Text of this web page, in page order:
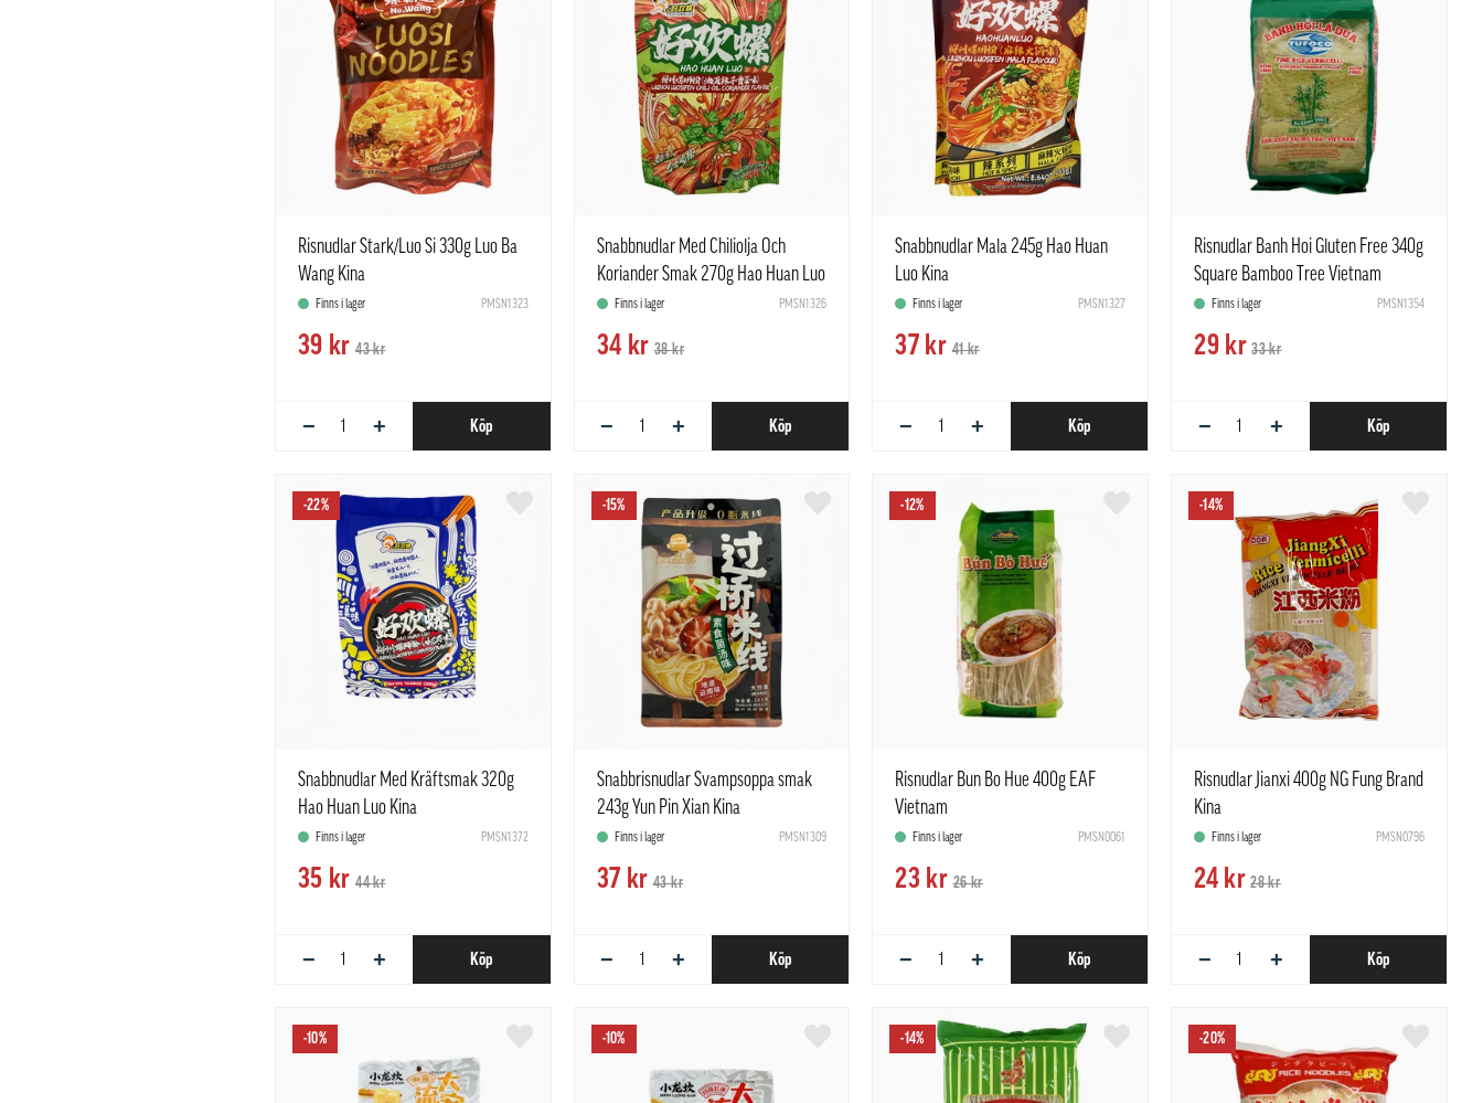
Risnudlar Stark/Luo Si 330g Luo Ba
Wang Kina
Finns i lager PMSN1323
39 kr 43 kr
− + Köp
Snabbnudlar Med Chiliolja Och
Koriander Smak 270g Hao Huan Luo
KinaFinns i lager PMSN1326
34 kr 38 kr
− + Köp
Snabbnudlar Mala 245g Hao Huan
Luo Kina
Finns i lager PMSN1327
37 kr 41 kr
− + Köp
Risnudlar Banh Hoi Gluten Free 340g
Square Bamboo Tree Vietnam
Finns i lager PMSN1354
29 kr 33 kr
− + Köp
-22%
Snabbnudlar Med Kräftsmak 320g
Hao Huan Luo Kina
Finns i lager PMSN1372
35 kr 44 kr
− + Köp
-15%
Snabbrisnudlar Svampsoppa smak
243g Yun Pin Xian Kina
Finns i lager PMSN1309
37 kr 43 kr
− + Köp
-12%
Risnudlar Bun Bo Hue 400g EAF
Vietnam
Finns i lager PMSN0061
23 kr 26 kr
− + Köp
-14%
Risnudlar Jianxi 400g NG Fung Brand
Kina
Finns i lager PMSN0796
24 kr 28 kr
− + Köp
-10% -10% -14% -20%